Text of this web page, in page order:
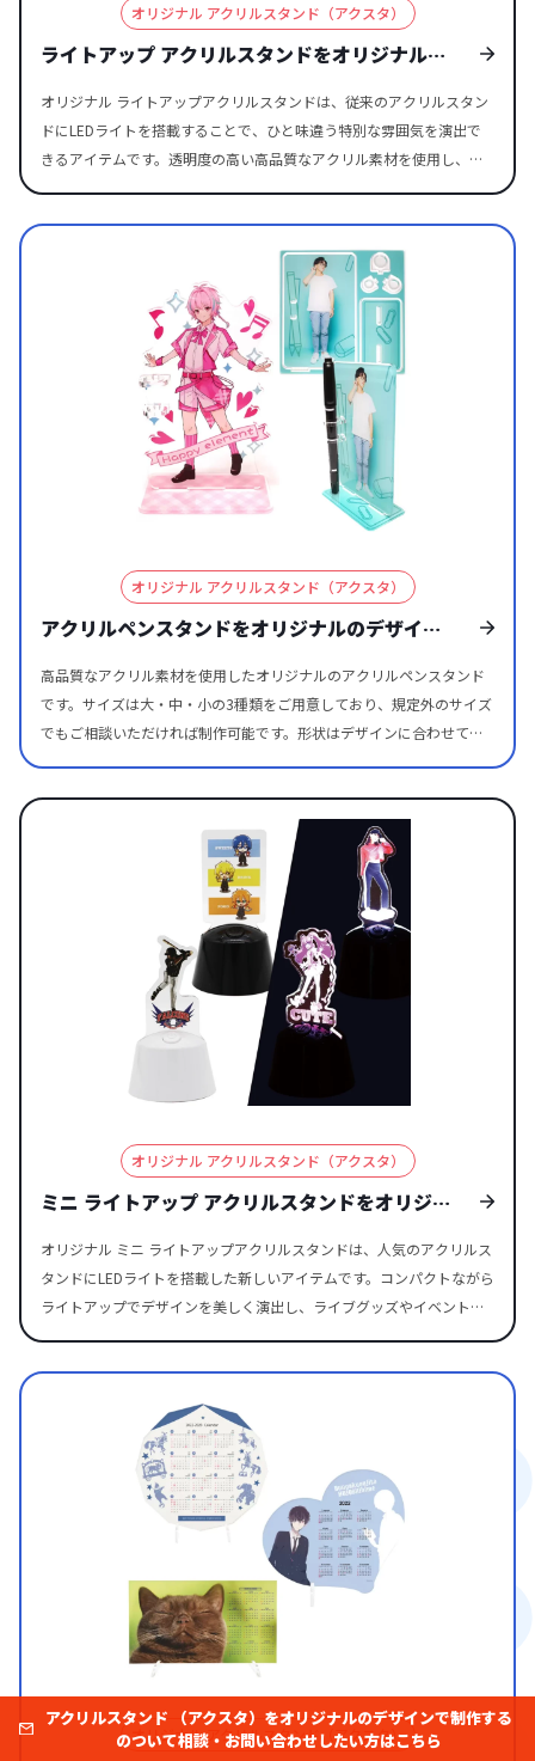
としても存在感のある仕上がりになります。オリジナリティとクオリ
ティを重視したOEM制作におすすめです。 オリジナル くるくる回転ア
時に叶える注目度の高いアイテムです。 キャラクターやアーティスト
が踊るようにくるくると回転するギミックは、静止したアクリルスタ
ンドとは一線を画し、ひと目で印象に残ります。回転する様子は写真
だけでなく動画との相性も良く、SNS投稿やリール・ショート動画で
で、拡散力のあるオリジナルOEMグッズを制作したい方に最適です。
キャップアクスタは日常からイベントまで幅広いシーンで活躍し、推
し活にぴったりのオリジナルグッズです。 ペットボトルに取り付ける
トルキャップは、推し活ユーザーから高い人気を集めること間違いな
し！ 職場や学校では、自分のマイボトルの目印として活用でき、ライ
ブ・スポーツ観戦・カフェイベントではフォトプロップス感覚で撮影
を楽しめるのが魅力。 ボトルキャップ自体のクオリティも高く、しっ
グの中に入れても邪魔にならないため、外出先でも推しと一緒に過ご
せる点も大きなポイントです。 【made in JAPANクオリティ】ペット
ボトルを彩る「ボトルキャップアクスタ」とは？ オリジナル ボトルキ
ャップアクスタは、ペットボトルのキャップを台座に変える新発想の
アクリルスタンドです。 ケイオー独自設計の「ボトルキャップアクス
タ」は、専用ボトルキャップとアクリルスタンド本体がセットになっ
た新しいスタイルのオリジナルグッズ。（商標登録＆特許出願中） す
べて日本製だから実現するハイクオリティな品質と、どこでも簡単
に“推しを飾れる”手軽さが魅力です。 アクスタ本体をキャップに差し
込むだけで、ペットボトルそのものをスタンド台座として使えます。
とができます。 キャラクター・アイドル・スポーツ選手など、多彩な
作品世界を表現でき、イベント物販やコラボグッズとしても注目度の
トルに対応が可能です。 一般的な500ml・600mlサイズはもちろん、
1.5L～2Lの大容量ボトル、さらに200ml前後のミニボトルなど、多く
の国内飲料メーカーのペットボトルに装着可能です。 一般的な直径28
り、シーンを選ばずアクスタを飾って楽しめます。 ※海外産飲料など
一般的な規格と異なる仕様のペットボトルには対応できないものもご
ざいます。あらかじめご了承ください。 透明度が高く美しい高品質ク
リアアクリルに高精度印刷を施します 高透明クリアアクリルと高精細
フルカラー印刷により、オリジナル ボトルキャップアクスタを美しく
高品質に仕上げます。 アクスタ部分には、透明度が高く耐久性にも優
れたクリアアクリルを採用しており、透き通るような美しさがキャラ
クターやロゴの魅力を最大限に引き立てます。 UVインクジェットによ
る高精細フルカラー印刷で、細かなライン・鮮やかな色彩・繊細なグ
ラデーションまで美しく再現できるので、公式グッズやイベント物
ボトルキャップフィギュアのようにコレクション性の高いオリジナル
グッズを制作することが可能です。 アクリルスタンド部分はダイカッ
な形だけではなく、デザインの輪郭に合わせて自由な形にカットでき
る「ダイカット加工」が可能です。 キャラクターのシルエットやアー
ティストの衣装、スポーツ選手の動きのあるポーズなど、デザインの
魅力をそのまま活かした形状で制作できるため、唯一無二のオリジナ
性も大きく向上します。 国内生産による高品質仕上げで、OEM生産や
大量ロットの制作依頼にも対応できる業者をお探しの方にも安心して
ご利用いただけます。 オリジナル ボトルキャップアクスタは、大型サ
イズのアクリルスタンドにも対応し、迫力あるグッズ制作が可能で
ャップアクスタの大きな特長です。 キャラクターの全身イラストやス
ポーツ選手・アイドルのビジュアルなど、細部までこだわったデザイ
ンを大きく見せたい場合にも最適。 専用キャップはしっかりとアクス
タを支える独自構造を採用しているため、高さのあるスタンドでも安
定感のあるディスプレイが可能です。 アクスタの透明感が活きる「ク
リア」など豊富なカラーバリエーションをご用意しております オリジ
ナル ボトルキャップアクスタは全6色のキャップカラーから選べ、デ
オリジナル アクリルスタンド（アクスタ）
ライトアップ アクリルスタンドをオリジナルの
オリジナル ライトアップアクリルスタンドは、従来のアクリルスタン
ドにLEDライトを搭載することで、ひと味違う特別な雰囲気を演出で
きるアイテムです。透明度の高い高品質なアクリル素材を使用し、キ
ャラクターやアーティスト写真、ロゴなどをフルカラーで鮮やかに印
れるグッズを制作することが可能です。 ライトアップ効果により、印
刷されたデザインが光に照らされて浮かび上がり、暗い場所でも存在
感を放ちます。アニメやゲームのキャラクターグッズ、アーティスト
やアイドルのライブグッズ、イベント記念品としてはもちろん、飲食
店や雑貨店のディスプレイ、企業のノベルティなどにも幅広くご活用
ため、初めてオリジナルグッズを作る方や、テスト販売を行いたい方
にも安心です。デザインデータをご入稿いただくだけで、完成度の高
いオリジナル商品をご用意いたします。特別感を演出できるライトア
ップアクリルスタンドは、ファンやお客様に喜ばれること間違いなし
オリジナル アクリルスタンド（アクスタ）
アクリルペンスタンドをオリジナルのデザイン
高品質なアクリル素材を使用したオリジナルのアクリルペンスタンド
です。サイズは大・中・小の3種類をご用意しており、規定外のサイズ
でもご相談いただければ制作可能です。形状はデザインに合わせて自
となる部分にもプリントを施せるため、組み立て前から楽しめる、見
た目にも魅力的な商品です。 アニメ・漫画・ゲームのキャラクターグ
ッズやアーティスト・アイドルグッズとしてはもちろん、企業や店舗
のノベルティや販促品、店舗什器としても最適です。販売に必要な資
材も取り揃えておりますので、デザインデータをご入稿いただくだけ
で、完成品としてすぐに販売していただけます。 国内生産で小ロット
から対応可能なため、テスト販売やイベント用にも安心してご利用い
ただけます。グッズ制作に慣れていない方でも取り組みやすく、デザ
イン次第で実用性とコレクション性の両方を楽しめるのが特徴です。
お気軽にご相談ください。
オリジナル アクリルスタンド（アクスタ）
ミニ ライトアップ アクリルスタンドをオリジナ
オリジナル ミニ ライトアップアクリルスタンドは、人気のアクリルス
タンドにLEDライトを搭載した新しいアイテムです。コンパクトながら
ライトアップでデザインを美しく演出し、ライブグッズやイベント限
定品に最適です。 スタンド本体はホワイト・ブラックに加え、別注で
可能で、デザインデータをご入稿いただくだけでオリジナルグッズと
して販売できます。ファンアイテムや記念品としても大変人気の高い
オリジナル アクリルスタンド（アクスタ）
アクリルスタンド （アクスタ）をオリジナルのデザインで制作する
のついて相談・お問い合わせしたい方はこちら